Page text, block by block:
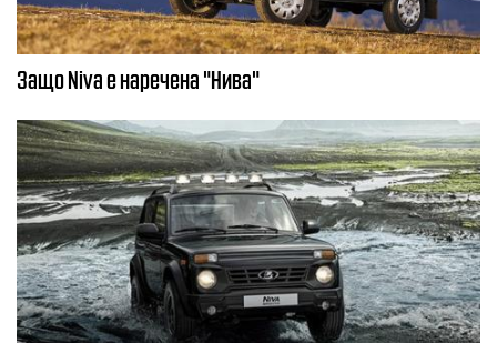
Защо Niva е наречена "Нива"